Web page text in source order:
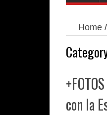
Home/
con la